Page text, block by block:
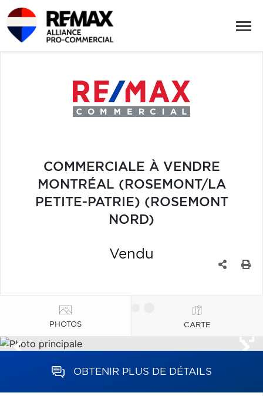
COMMERCIALE À VENDRE
MONTRÉAL (ROSEMONT/LA
PETITE-PATRIE) (ROSEMONT
NORD)
Vendu
PHOTOS CARTE
OBTENIR PLUS DE DÉTAILS